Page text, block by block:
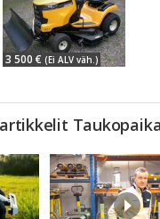
3 500 € (Ei ALV väh.)